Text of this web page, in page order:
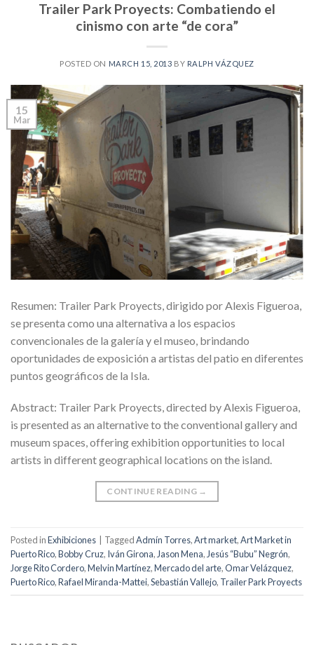
Trailer Park Proyects: Combatiendo el
cinismo con arte “de cora”
POSTED ON MARCH 15, 2013 BY RALPH VÁZQUEZ
15
Mar
Resumen: Trailer Park Proyects, dirigido por Alexis Figueroa,
se presenta como una alternativa a los espacios
convencionales de la galería y el museo, brindando
oportunidades de exposición a artistas del patio en diferentes
puntos geográficos de la Isla.
Abstract: Trailer Park Proyects, directed by Alexis Figueroa,
is presented as an alternative to the conventional gallery and
museum spaces, offering exhibition opportunities to local
artists in different geographical locations on the island.
CONTINUE READING →
Posted inExhibiciones TaggedAdmín Torres,Art market,Art Market in
Puerto Rico,Bobby Cruz, Iván Girona, Jason Mena, Jesús “Bubu” Negrón,
Jorge Rito Cordero,Melvin Martínez,Mercado del arte,Omar Velázquez,
Puerto Rico,Rafael Miranda-Mattei,Sebastián Vallejo, Trailer Park Proyects